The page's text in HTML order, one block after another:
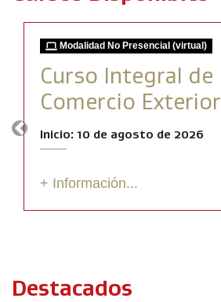
Modalidad No Presencial (virtual)
Curso Integral de
Comercio Exterior
Inicio: 10 de agosto de 2026
+ Información...
Previous
Destacados